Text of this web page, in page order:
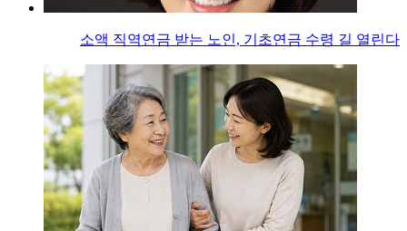
소액 직역연금 받는 노인, 기초연금 수령 길 열린다